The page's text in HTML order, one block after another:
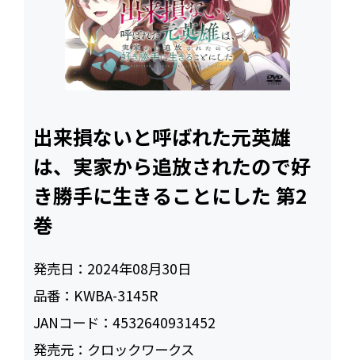
出来損ないと呼ばれた元英雄
は、実家から追放されたので好
き勝手に生きることにした 第2
巻
発売日： 2024年08月30日
品番： KWBA-3145R
JANコード：4532640931452
発売元： クロックワークス